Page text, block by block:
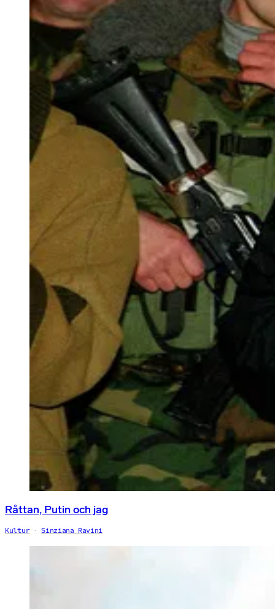
Råttan, Putin och jag
Kultur Sinziana Ravini